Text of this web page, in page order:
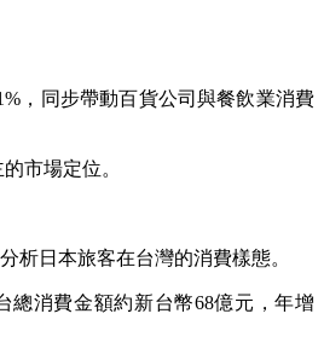
，同步帶動百貨公司與餐飲業消費
市場定位。
析日本旅客在台灣的消費樣態。
總消費金額約新台幣68億元，年增